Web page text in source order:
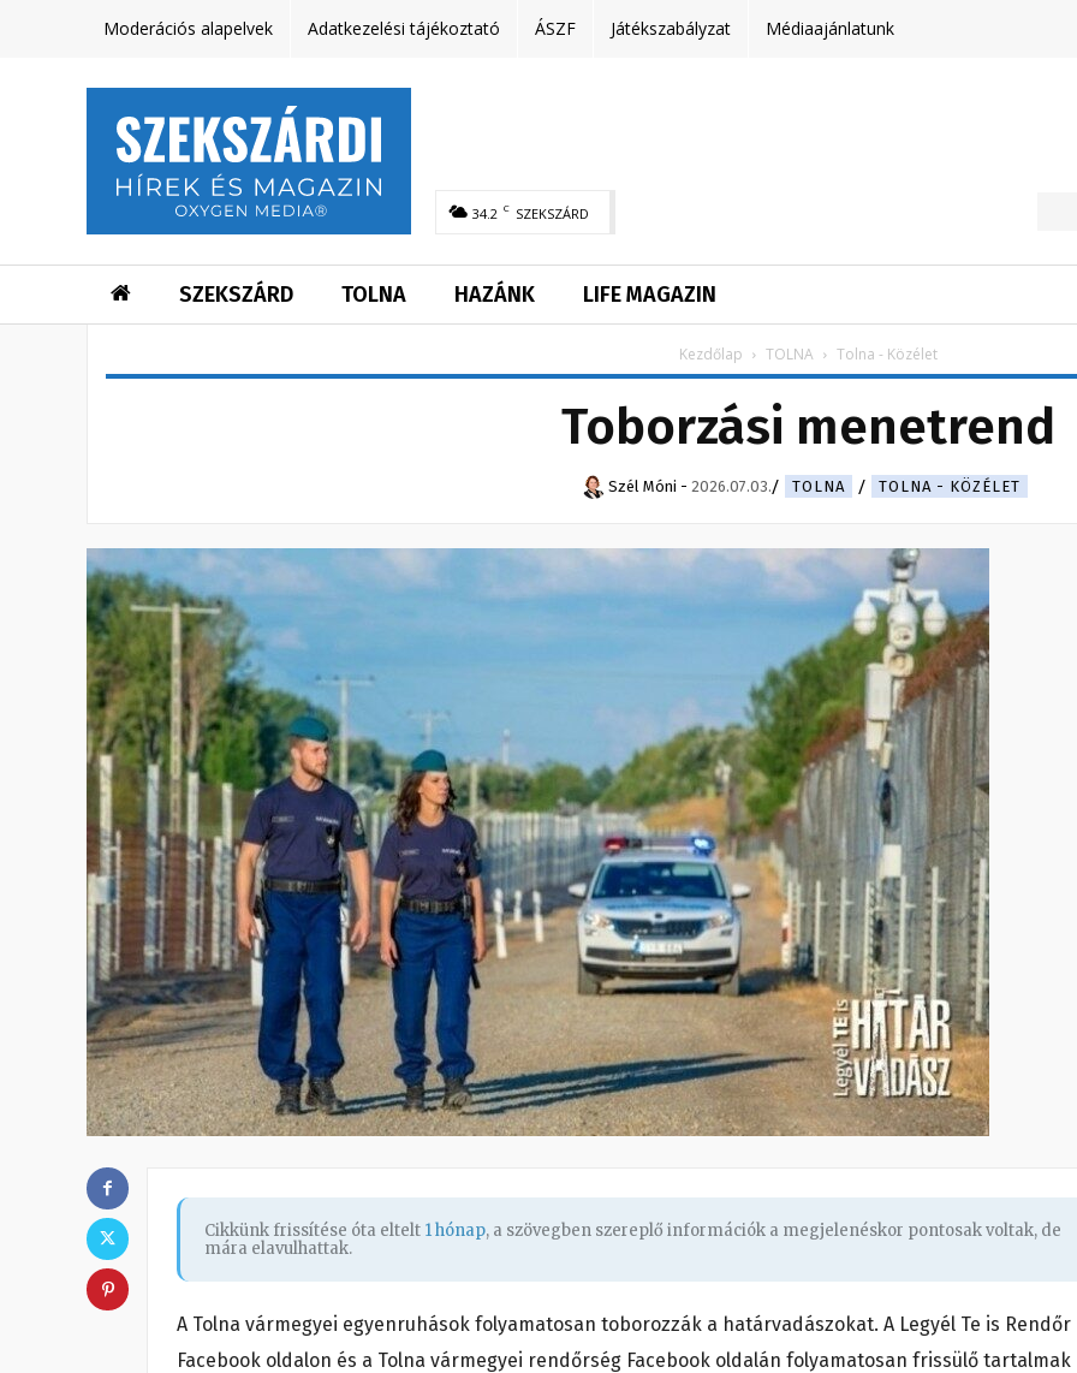
Moderációs alapelvek Adatkezelési tájékoztató ÁSZF Játékszabályzat Médiaajánlatunk
34.2 C SZEKSZÁRD
SZEKSZÁRD TOLNA HAZÁNK LIFE MAGAZIN
Kezdőlap TOLNA Tolna - Közélet
Toborzási menetrend
Szél Móni - 2026.07.03. TOLNA TOLNA - KÖZÉLET
Cikkünk frissítése óta eltelt 1 hónap, a szövegben szereplő információk a megjelenéskor pontosak voltak, de
mára elavulhattak.
A Tolna vármegyei egyenruhások folyamatosan toborozzák a határvadászokat. A Legyél Te is Rendőr
Facebook oldalon és a Tolna vármegyei rendőrség Facebook oldalán folyamatosan frissülő tartalmak